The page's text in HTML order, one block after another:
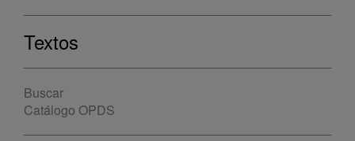
Textos
Buscar
Catálogo OPDS